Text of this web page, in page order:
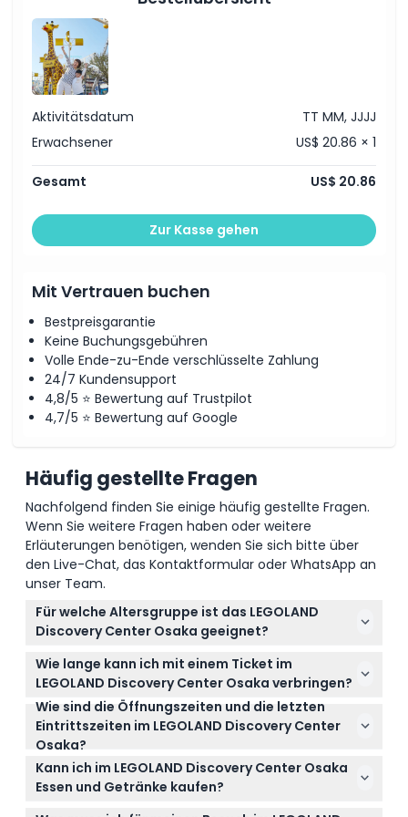
Dinge, die Sie wissen sollten
Ort
Geschäftsbedingungen
Stornierungsbedingungen
Aktivitätsdatum
TT MM, JJJJ
Erwachsener
US$ 20.86 × 1
Gesamt US$ 20.86
Zur Kasse gehen
Mit Vertrauen buchen
Bestpreisgarantie
Keine Buchungsgebühren
Volle Ende-zu-Ende verschlüsselte Zahlung
24/7 Kundensupport
4,8/5 ⭐ Bewertung auf Trustpilot
4,7/5 ⭐ Bewertung auf Google
Häufig gestellte Fragen
Nachfolgend finden Sie einige häufig gestellte Fragen.
Wenn Sie weitere Fragen haben oder weitere
Erläuterungen benötigen, wenden Sie sich bitte über
den Live-Chat, das Kontaktformular oder WhatsApp an
unser Team.
Für welche Altersgruppe ist das LEGOLAND
Discovery Center Osaka geeignet?
Das LEGOLAND Discovery Center Osaka ist
hauptsächlich für Kinder im Alter von 3 bis 10 Jahren
konzipiert, aber Erwachsene ab 13 Jahren können sie
begleiten. Kinder unter 3 Jahren haben freien
Eintritt.
Wie lange kann ich mit einem Ticket im
LEGOLAND Discovery Center Osaka verbringen?
Ein Standard-Eintrittsticket gewährt Ihnen bis zu 2
Stunden Spaß beim Erkunden von Attraktionen wie
Miniland Osaka, dem 4D-Kino und den Themen-
Spielzonen.
Wie sind die Öffnungszeiten und die letzten
Eintrittszeiten im LEGOLAND Discovery Center
Osaka?
Es ist unter der Woche von 10:00 bis 18:00 Uhr
geöffnet (letzter Einlass um 16:00 Uhr) und an
Kann ich im LEGOLAND Discovery Center Osaka
Essen und Getränke kaufen?
Essen, Getränke und Cafékäufe sind nicht im Ticket